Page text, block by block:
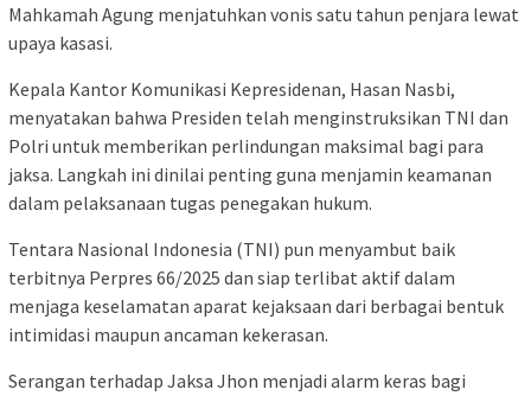
Mahkamah Agung menjatuhkan vonis satu tahun penjara lewat
upaya kasasi.
Kepala Kantor Komunikasi Kepresidenan, Hasan Nasbi,
menyatakan bahwa Presiden telah menginstruksikan TNI dan
Polri untuk memberikan perlindungan maksimal bagi para
jaksa. Langkah ini dinilai penting guna menjamin keamanan
dalam pelaksanaan tugas penegakan hukum.
Tentara Nasional Indonesia (TNI) pun menyambut baik
terbitnya Perpres 66/2025 dan siap terlibat aktif dalam
menjaga keselamatan aparat kejaksaan dari berbagai bentuk
intimidasi maupun ancaman kekerasan.
Serangan terhadap Jaksa Jhon menjadi alarm keras bagi